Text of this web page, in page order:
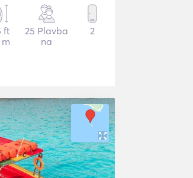
ft
m
25 Plavba
na
2